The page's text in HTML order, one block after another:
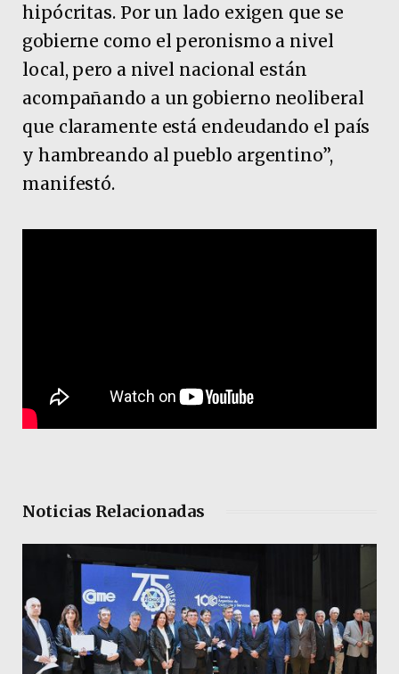
hipócritas. Por un lado exigen que se
gobierne como el peronismo a nivel
local, pero a nivel nacional están
acompañando a un gobierno neoliberal
que claramente está endeudando el país
y hambreando al pueblo argentino”,
manifestó.
Noticias Relacionadas